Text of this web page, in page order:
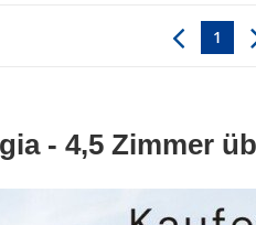
1
- 4,5 Zimmer